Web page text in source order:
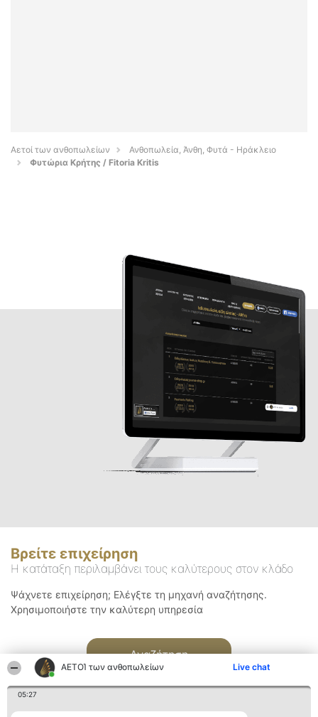
ΑΕΤΟΊ των ανθοπωλείων Live chat
05:27
Αετοί των ανθοπωλείων
Ανθοπωλεία, Άνθη, Φυτά - Ηράκλειο
Φυτώρια Κρήτης / Fitoria Kritis
Βρείτε επιχείρηση
Η κατάταξη περιλαμβάνει τους καλύτερους στον κλάδο
Ψάχνετε επιχείρηση; Ελέγξτε τη μηχανή αναζήτησης.
Χρησιμοποιήστε την καλύτερη υπηρεσία
Αναζήτηση